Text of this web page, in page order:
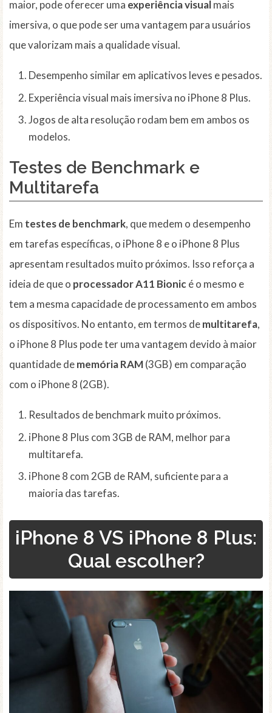
maior, pode oferecer uma experiência visualmais
imersiva, o que pode ser uma vantagem para usuários
que valorizam mais a qualidade visual.
Desempenho similar em aplicativos leves e pesados.
Experiência visual mais imersiva no iPhone 8 Plus.
Jogos de alta resolução rodam bem em ambos os
modelos.
Testes de Benchmark e
Multitarefa
Em testes de benchmark, que medem o desempenho
em tarefas específicas, o iPhone 8 e o iPhone 8 Plus
apresentam resultados muito próximos. Isso reforça a
ideia de que o processador A11 Bionicé o mesmo e
tem a mesma capacidade de processamento em ambos
os dispositivos. No entanto, em termos demultitarefa,
o iPhone 8 Plus pode ter uma vantagem devido à maior
quantidade dememória RAM(3GB) em comparação
com o iPhone 8 (2GB).
Resultados de benchmark muito próximos.
iPhone 8 Plus com 3GB de RAM, melhor para
multitarefa.
iPhone 8 com 2GB de RAM, suficiente para a
maioria das tarefas.
iPhone 8 VS iPhone 8 Plus:
Qual escolher?